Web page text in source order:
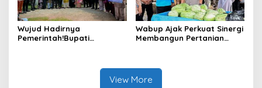
Wujud Hadirnya
Pemerintah!Bupati
Wabup Ajak Perkuat Sinergi
Membangun Pertanian
View More